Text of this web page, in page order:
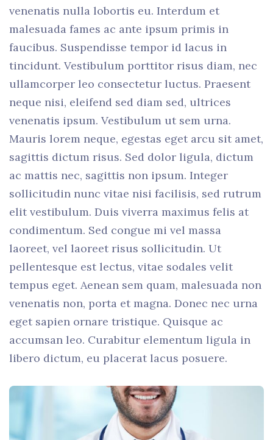
venenatis nulla lobortis eu. Interdum et
malesuada fames ac ante ipsum primis in
faucibus. Suspendisse tempor id lacus in
tincidunt. Vestibulum porttitor risus diam, nec
ullamcorper leo consectetur luctus. Praesent
neque nisi, eleifend sed diam sed, ultrices
venenatis ipsum. Vestibulum ut sem urna.
Mauris lorem neque, egestas eget arcu sit amet,
sagittis dictum risus. Sed dolor ligula, dictum
ac mattis nec, sagittis non ipsum. Integer
sollicitudin nunc vitae nisi facilisis, sed rutrum
elit vestibulum. Duis viverra maximus felis at
condimentum. Sed congue mi vel massa
laoreet, vel laoreet risus sollicitudin. Ut
pellentesque est lectus, vitae sodales velit
tempus eget. Aenean sem quam, malesuada non
venenatis non, porta et magna. Donec nec urna
eget sapien ornare tristique. Quisque ac
accumsan leo. Curabitur elementum ligula in
libero dictum, eu placerat lacus posuere.